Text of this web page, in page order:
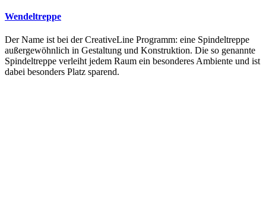
Wendeltreppe
Der Name ist bei der CreativeLine Programm: eine Spindeltreppe
außergewöhnlich in Gestaltung und Konstruktion. Die so genannte
Spindeltreppe verleiht jedem Raum ein besonderes Ambiente und ist
dabei besonders Platz sparend.